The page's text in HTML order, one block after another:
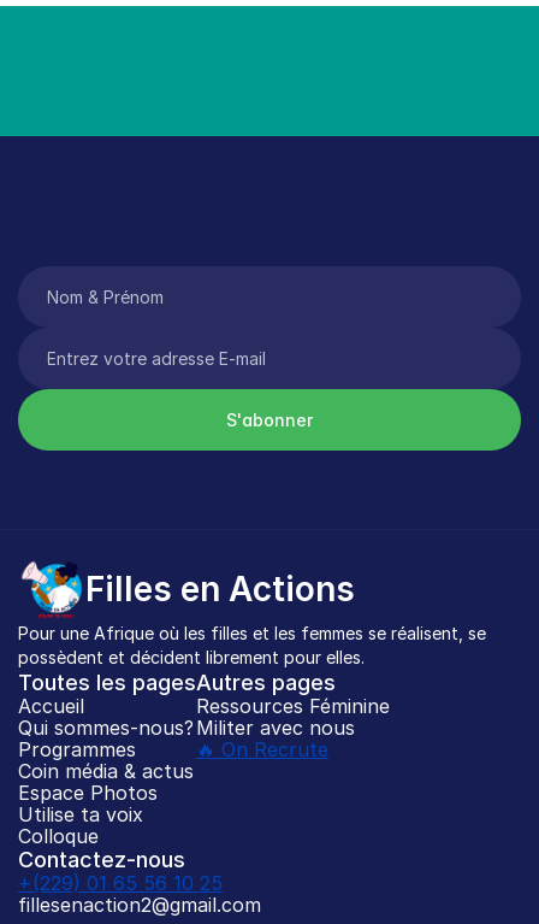
S'abonner
Filles en Actions
Pour une Afrique où les filles et les femmes se réalisent, se
possèdent et décident librement pour elles.
Toutes les pages
Accueil
Qui sommes-nous?
Programmes
Coin média & actus
Espace Photos
Utilise ta voix
Colloque
Autres pages
Ressources Féminine
Militer avec nous
🔥 On Recrute
Contactez-nous
+(229) 01 65 56 10 25
fillesenaction2@gmail.com